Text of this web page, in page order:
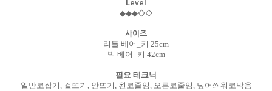
Level
◆◆◆◇◇
사이즈
리틀 베어_키 25cm
빅 베어_키 42cm
필요 테크닉
일반코잡기, 겉뜨기, 안뜨기, 왼코줄임, 오른코줄임, 덮어씌워코막음